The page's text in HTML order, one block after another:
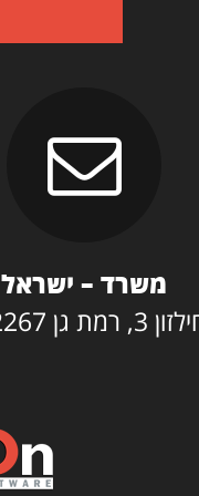
משרד – ישראל
גן 5252267